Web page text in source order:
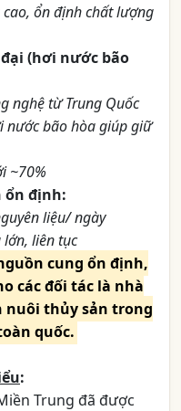
ổn định chất lượng
(hơi nước bão
nghệ từ Trung Quốc
nước bão hòa giúp giữ
~70%
ổn định:
liệu/ ngày
liên tục
cung ổn định,
các đối tác là nhà
nuôi thủy sản trong
quốc.
:
Trung đã được